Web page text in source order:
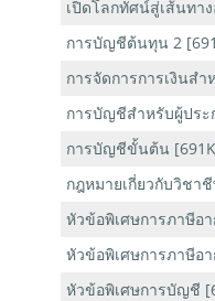
เปิดโลกทัศน์สู่เส้นทา
การบัญชีต้นทุน 2
การจัดการการเงินสำ
การบัญชีสำหรับผู้ประ
การบัญชีขั้นต้น
กฎหมายเกี่ยวกับวิชา
หัวข้อพิเศษการภาษีอา
หัวข้อพิเศษการภาษีอา
หัวข้อพิเศษการบัญชี